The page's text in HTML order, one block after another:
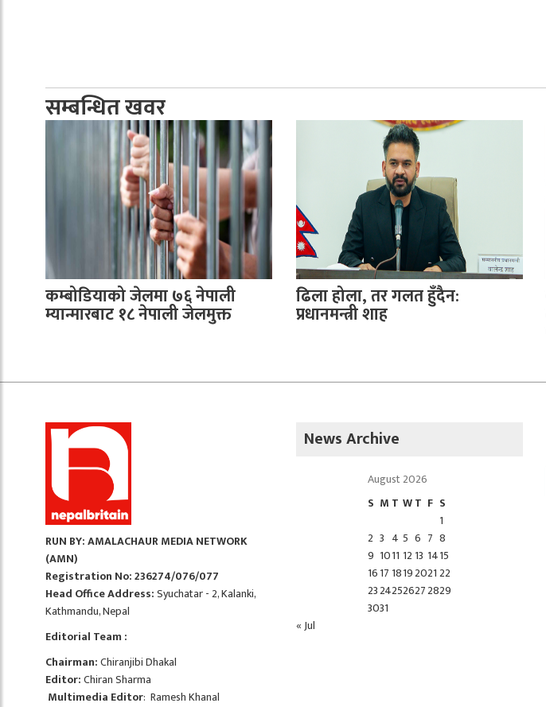
सम्बन्धित खवर
कम्बोडियाको जेलमा ७६ नेपाली
म्यान्मारबाट १८ नेपाली जेलमुक्त
ढिला होला, तर गलत हुँदैन:
प्रधानमन्त्री शाह
RUN BY: AMALACHAUR MEDIA NETWORK
(AMN)
Registration No: 236274/076/077
Head Office Address:Syuchatar - 2, Kalanki,
Kathmandu, Nepal
Editorial Team :
Chairman:Chiranjibi Dhakal
Editor:Chiran Sharma
Multimedia Editor: Ramesh Khanal
News Archive
August 2026
S M T WT F S
1
2 3 4 5 6 7 8
9 1011 12 13 1415
1617 1819202122
23242526272829
3031
« Jul